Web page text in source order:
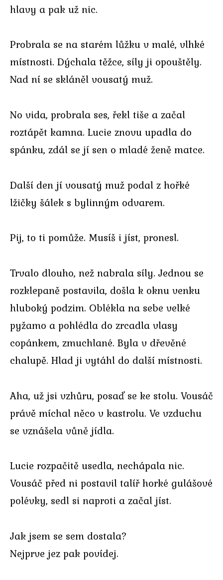
hlavy a pak už nic.
Probrala se na starém lůžku v malé, vlhké
místnosti. Dýchala těžce, síly ji opouštěly.
Nad ní se skláněl vousatý muž.
No vida, probrala ses, řekl tiše a začal
roztápět kamna. Lucie znovu upadla do
spánku, zdál se jí sen o mladé ženě matce.
Další den jí vousatý muž podal z hořké
lžičky šálek s bylinným odvarem.
Pij, to ti pomůže. Musíš i jíst, pronesl.
Trvalo dlouho, než nabrala síly. Jednou se
rozklepaně postavila, došla k oknu venku
hluboký podzim. Oblékla na sebe velké
pyžamo a pohlédla do zrcadla vlasy
copánkem, zmuchlané. Byla v dřevěné
chalupě. Hlad ji vytáhl do další místnosti.
Aha, už jsi vzhůru, posaď se ke stolu. Vousáč
právě míchal něco v kastrolu. Ve vzduchu
se vznášela vůně jídla.
Lucie rozpačitě usedla, nechápala nic.
Vousáč před ni postavil talíř horké gulášové
polévky, sedl si naproti a začal jíst.
Jak jsem se sem dostala?
Nejprve jez pak povídej.